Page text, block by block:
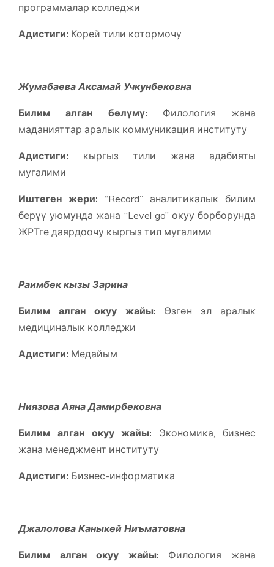
программалар колледжи
Адистиги: Корей тили котормочу
Жумабаева Аксамай Учкунбековна
Билим алган бөлүмү: Филология жана
маданияттар аралык коммуникация институту
Адистиги: кыргыз тили жана адабияты
мугалими
Иштеген жери: “Record” аналитикалык билим
берүү уюмунда жана “Level go” окуу борборунда
ЖРТге даярдоочу кыргыз тил мугалими
Раимбек кызы Зарина
Билим алган окуу жайы: Өзгөн эл аралык
медициналык колледжи
Адистиги: Медайым
Ниязова Аяна Дамирбековна
Билим алган окуу жайы: Экономика, бизнес
жана менеджмент институту
Адистиги: Бизнес-информатика
Джалолова Каныкей Ниъматовна
Билим алган окуу жайы: Филология жана